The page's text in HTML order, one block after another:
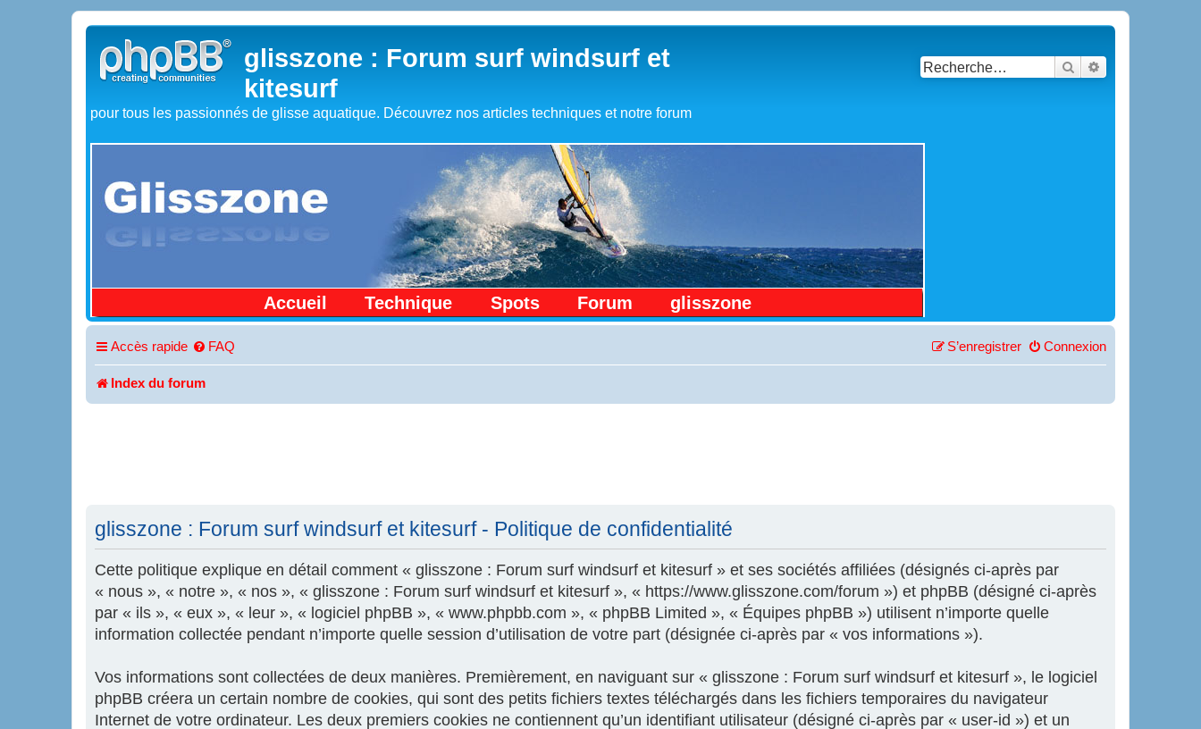
glisszone : Forum surf windsurf et
kitesurf
pour tous les passionnés de glisse aquatique. Découvrez nos articles techniques et notre forum
Accueil Technique Spots Forum glisszone
Rechercher
Accès rapide FAQ Connexion
S’enregistrer
Index du forum
glisszone : Forum surf windsurf et kitesurf - Politique de confidentialité
Cette politique explique en détail comment « glisszone : Forum surf windsurf et kitesurf » et ses sociétés affiliées (désignés ci-après par
« nous », « notre », « nos », « glisszone : Forum surf windsurf et kitesurf », « https://www.glisszone.com/forum ») et phpBB (désigné ci-après
par « ils », « eux », « leur », « logiciel phpBB », « www.phpbb.com », « phpBB Limited », « Équipes phpBB ») utilisent n’importe quelle
information collectée pendant n’importe quelle session d’utilisation de votre part (désignée ci-après par « vos informations »).
Vos informations sont collectées de deux manières. Premièrement, en naviguant sur « glisszone : Forum surf windsurf et kitesurf », le logiciel
phpBB créera un certain nombre de cookies, qui sont des petits fichiers textes téléchargés dans les fichiers temporaires du navigateur
Internet de votre ordinateur. Les deux premiers cookies ne contiennent qu’un identifiant utilisateur (désigné ci-après par « user-id ») et un